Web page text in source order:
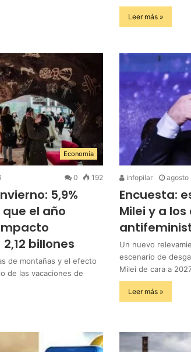
Leer más »
Economía
0 192
5,9%
el año
billones
de montañas y el efecto
de las vacaciones de
infopilar agosto
Encuesta:
Milei y a
Un nuevo
escenario de
Milei de cara a
Leer más »